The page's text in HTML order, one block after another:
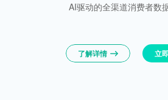
AI驱动的全渠道消费者数
了解详情 立